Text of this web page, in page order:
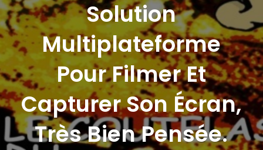
Solution
Multiplateforme
Pour Filmer Et
Capturer Son Écran,
Très Bien Pensée.